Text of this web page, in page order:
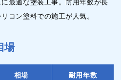
最適な塗装工事。耐用年数が長
コン塗料での施工が人気。
場
相場 耐用年数